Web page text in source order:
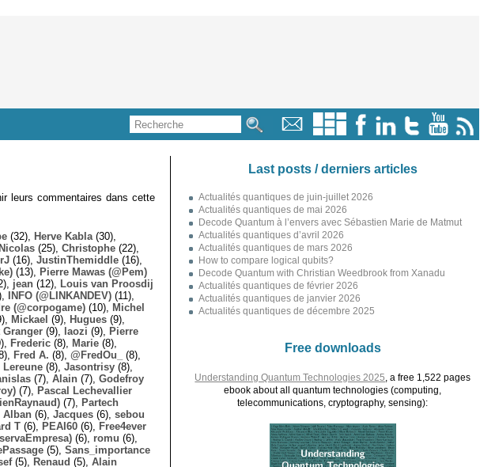
leurs commentaires dans cette
(32), Herve Kabla (30),
Nicolas (25), Christophe (22),
(16), JustinThemiddle (16),
(13),
Pierre Mawas (@Pem)
jean (12),
Louis van Proosdij
INFO (@LINKANDEV) (11),
(@corpogame) (10),
Michel
Mickael (9), Hugues (9),
Granger (9), laozi (9),
Pierre
Frederic (8), Marie (8),
Fred A. (8), @FredOu_
(8),
Lereune (8), Jasontrisy (8),
(7), Alain (7), Godefroy
(7),
Pascal Lechevallier
(7),
Partech
Alban (6), Jacques (6), sebou
T (6), PEAI60 (6),
Free4ever
(6), romu (6),
(5), Sans_importance
(5), Renaud (5), Alain
Last posts / derniers articles
Actualités quantiques de juin-juillet 2026
Actualités quantiques de mai 2026
Decode Quantum à l’envers avec Sébastien Marie de Matmut
Actualités quantiques d’avril 2026
Actualités quantiques de mars 2026
How to compare logical qubits?
Decode Quantum with Christian Weedbrook from Xanadu
Actualités quantiques de février 2026
Actualités quantiques de janvier 2026
Actualités quantiques de décembre 2025
Free downloads
Understanding Quantum Technologies 2025 , a free 1,522 pages
ebook about all quantum technologies (computing,
telecommunications, cryptography, sensing):